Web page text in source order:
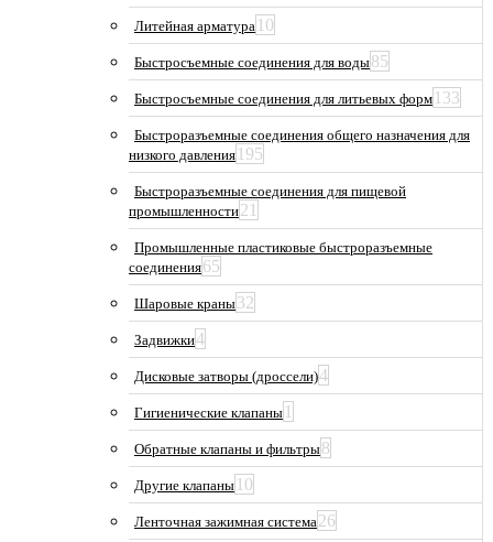
Литейная арматура 10
Быстросъемные соединения для воды85
Быстросъемные соединения для литьевых форм 133
Быстроразъемные соединения общего назначения для
низкого давления 195
Быстроразъемные соединения для пищевой
промышленности21
Промышленные пластиковые быстроразъемные
соединения65
Шаровые краны32
Задвижки4
Дисковые затворы (дроссели)4
Гигиенические клапаны 1
Обратные клапаны и фильтры8
Другие клапаны 10
Ленточная зажимная система26